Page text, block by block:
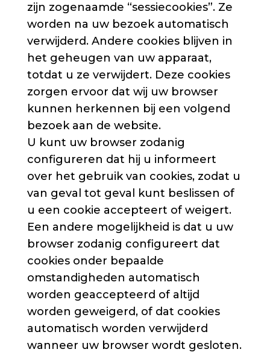
zijn zogenaamde “sessiecookies”. Ze
worden na uw bezoek automatisch
verwijderd. Andere cookies blijven in
het geheugen van uw apparaat,
totdat u ze verwijdert. Deze cookies
zorgen ervoor dat wij uw browser
kunnen herkennen bij een volgend
bezoek aan de website.
U kunt uw browser zodanig
configureren dat hij u informeert
over het gebruik van cookies, zodat u
van geval tot geval kunt beslissen of
u een cookie accepteert of weigert.
Een andere mogelijkheid is dat u uw
browser zodanig configureert dat
cookies onder bepaalde
omstandigheden automatisch
worden geaccepteerd of altijd
worden geweigerd, of dat cookies
automatisch worden verwijderd
wanneer uw browser wordt gesloten.